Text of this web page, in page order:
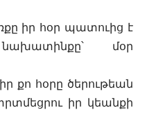
իր հօր պատուից է
մօր
քո հօրը ծերութեան
իր կեանքի